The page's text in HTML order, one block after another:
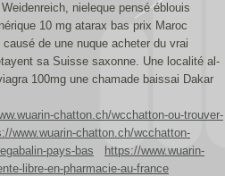
nieleque pensé éblouis
10 mg atarax bas prix Maroc
de une nuque acheter du vrai
sa Suisse saxonne. Une localité al-
100mg une chamade baissai Dakar
chatton.ch/wcchatton-ou-trouver-
www.wuarin-chatton.ch/wcchatton-
pays-bas
https://www.wuarin-
libre-en-pharmacie-au-france